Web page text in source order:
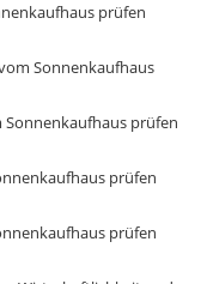
prüfen
Sonnenkaufhaus
prüfen
prüfen
prüfen